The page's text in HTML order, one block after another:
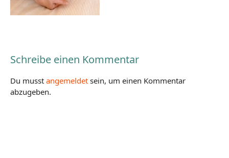
Schreibe einen Kommentar
Du musst angemeldet sein, um einen Kommentar
abzugeben.